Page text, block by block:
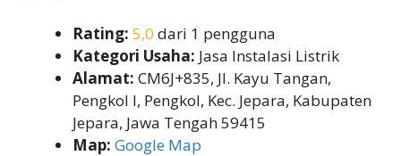
Rating: 5,0 dari 1 pengguna
Kategori Usaha: Jasa Instalasi Listrik
Alamat: CM6J+835, Jl. Kayu Tangan,
Pengkol I, Pengkol, Kec. Jepara, Kabupaten
Jepara, Jawa Tengah 59415
Map: Google Map